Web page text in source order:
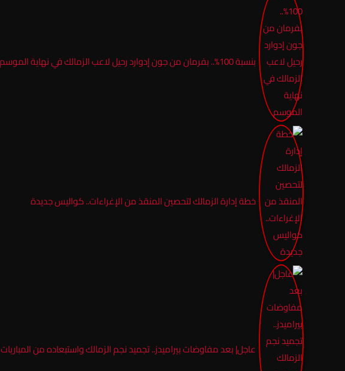
بنسبة 100%.. بفرمان من جون إدوارد رحيل لاعب الزمالك في نهاية الموسم
خطة إدارة الزمالك لتحصين المنقذ من الإغراءات.. كواليس جديدة
عاجل| بعد مفاوضات بيراميدز.. تجميد نجم الزمالك واستبعاده من المباريات